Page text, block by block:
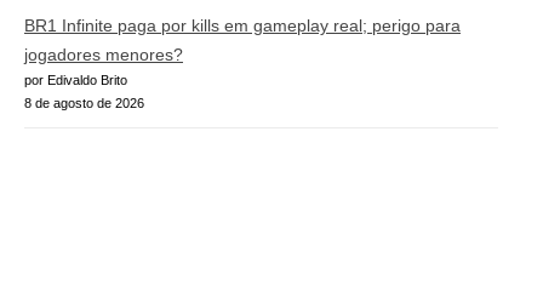
BR1 Infinite paga por kills em gameplay real; perigo para
jogadores menores?
por Edivaldo Brito
8 de agosto de 2026